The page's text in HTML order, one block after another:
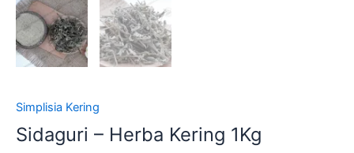
Simplisia Kering
Sidaguri – Herba Kering 1Kg